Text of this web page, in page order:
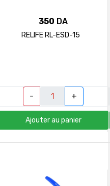
350 DA
RELIFE RL-ESD-15
- +
Ajouter au panier